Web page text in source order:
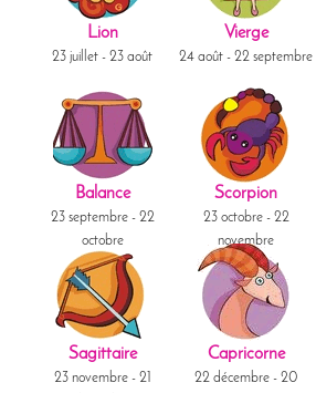
Lion
23 juillet - 23 août
Vierge
24 août - 22 septembre
Balance
23 septembre - 22
octobre
Scorpion
23 octobre - 22
novembre
Sagittaire
23 novembre - 21
Capricorne
22 décembre - 20